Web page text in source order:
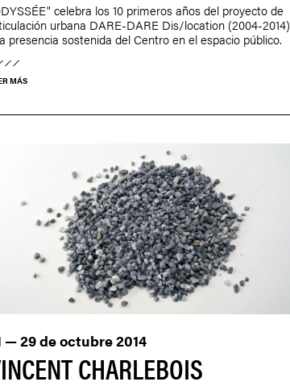
celebra los 10 primeros años del proyecto de
urbana DARE-DARE Dis/location (2004-2014)
presencia sostenida del Centro en el espacio público.
MÁS
CHARLEBOIS
— 29 de octubre 2014